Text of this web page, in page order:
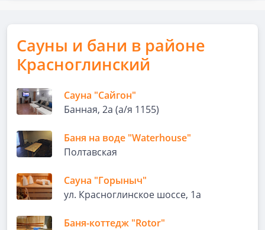
Сауны и бани в районе
Красноглинский
Сауна "Сайгон"
Банная, 2а (а/я 1155)
Баня на воде "Waterhouse"
Полтавская
Сауна "Горыныч"
ул. Красноглинское шоссе, 1а
Баня-коттедж "Rotor"